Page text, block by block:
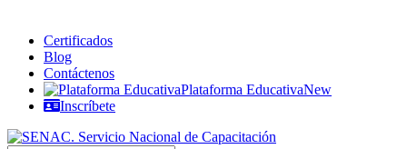
Certificados
Blog
Contáctenos
Plataforma EducativaNew
Inscríbete